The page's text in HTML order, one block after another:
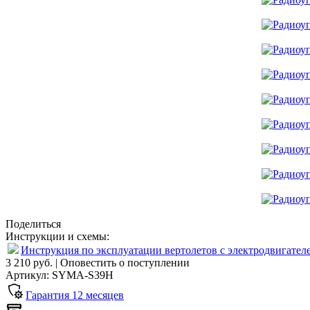
Поделиться
Инструкции и схемы:
Инструкция по эксплуатации вертолетов с
3 210 руб. | Оповестить о поступлении
Артикул: SYMA-S39H
Гарантия 12 месяцев